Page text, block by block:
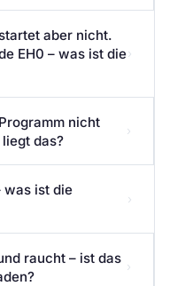
aber nicht.
EH0 – was ist die›
nicht
das?
›
was ist die
›
raucht – ist das
›